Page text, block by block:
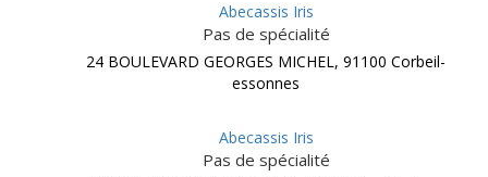
Abecassis Iris
Pas de spécialité
24 BOULEVARD GEORGES MICHEL, 91100 Corbeil-
essonnes
Abecassis Iris
Pas de spécialité